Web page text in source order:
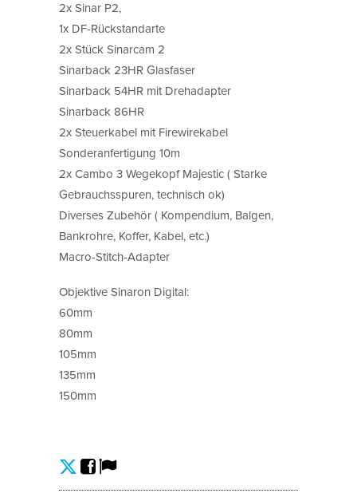
2x Sinar P2,
1x DF-Rückstandarte
2x Stück Sinarcam 2
Sinarback 23HR Glasfaser
Sinarback 54HR mit Drehadapter
Sinarback 86HR
2x Steuerkabel mit Firewirekabel
Sonderanfertigung 10m
2x Cambo 3 Wegekopf Majestic ( Starke
Gebrauchsspuren, technisch ok)
Diverses Zubehör ( Kompendium, Balgen,
Bankrohre, Koffer, Kabel, etc.)
Macro-Stitch-Adapter
Objektive Sinaron Digital:
60mm
80mm
105mm
135mm
150mm